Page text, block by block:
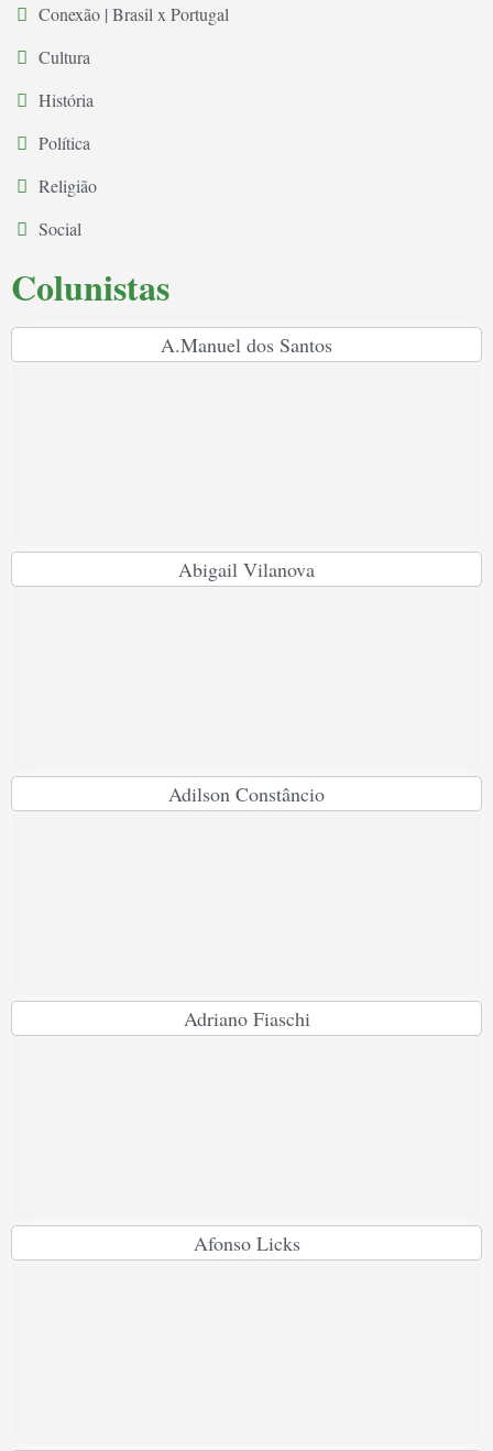
Conexão | Brasil x Portugal
Cultura
História
Política
Religião
Social
Colunistas
A.Manuel dos Santos
Abigail Vilanova
Adilson Constâncio
Adriano Fiaschi
Afonso Licks